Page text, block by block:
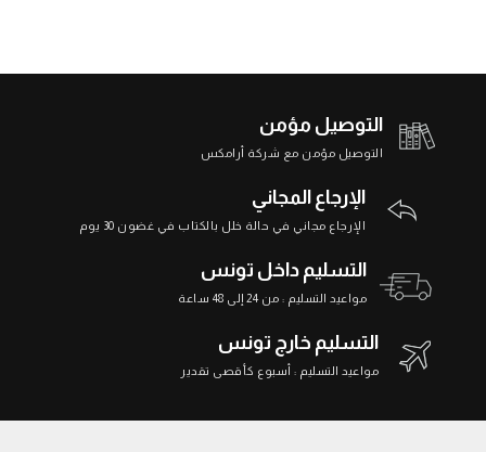
التوصيل مؤمن
التوصيل مؤمن مع شركة أرامكس
الإرجاع المجاني
الإرجاع مجاني في حالة خلل بالكتاب في غضون 30 يوم
التسليم داخل تونس
مواعيد التسليم : من 24 إلى 48 ساعة
التسليم خارج تونس
مواعيد التسليم : أسبوع كأقصى تقدير